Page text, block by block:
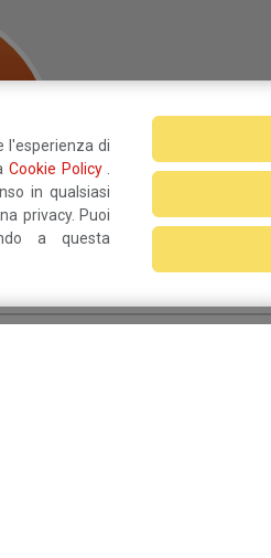
l'esperienza di
Cookie Policy
in qualsiasi
privacy. Puoi
a questa